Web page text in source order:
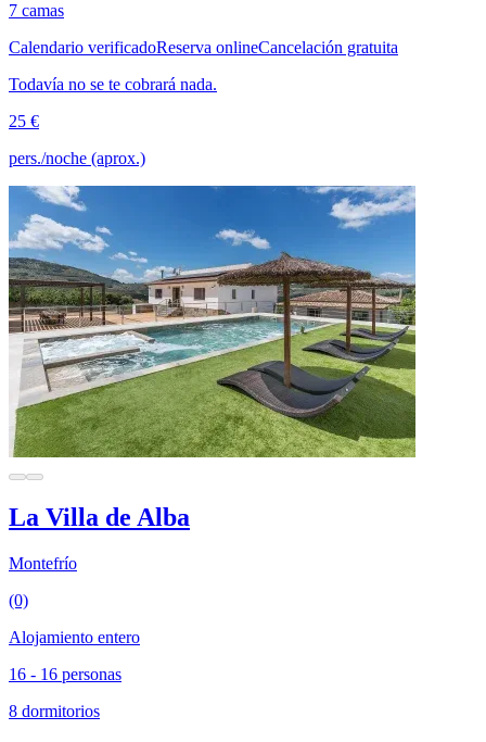
7 camas
Calendario verificadoReserva onlineCancelación gratuita
Todavía no se te cobrará nada.
25 €
pers./noche (aprox.)
La Villa de Alba
Montefrío
(0)
Alojamiento entero
16 - 16 personas
8 dormitorios